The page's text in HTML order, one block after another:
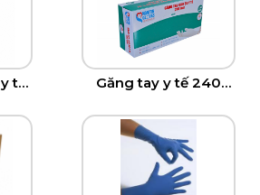
tế
Găng tay y tế 240